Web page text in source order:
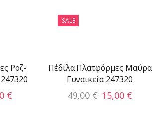
Ροζ-
€
SALE
Πέδιλα Πλατφόρμες Μαύρα
Γυναικεία 247320
49,00€ 15,00 €